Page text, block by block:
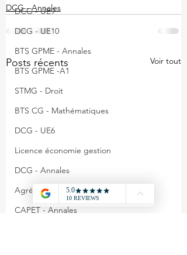
DCG - UE9
DCG - UE10
BTS GPME - Annales
BTS GPME -A1
STMG - Droit
BTS CG - Mathématiques
DCG - UE6
Licence économie gestion
DCG - Annales
Agrégation - Annales
CAPET - Annales
DCG - Annales
Posts récents Voir tout